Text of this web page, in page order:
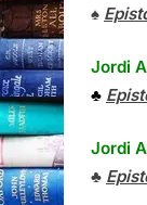
♠
Jordi
♣
Jordi
♣